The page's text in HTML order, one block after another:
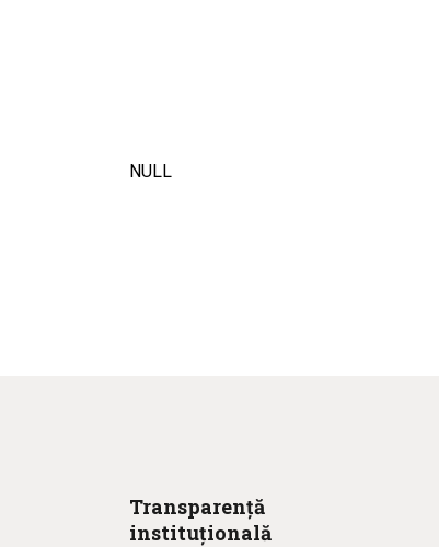
NULL
Transparență
instituțională